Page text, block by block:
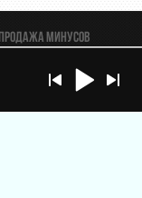
Продажа минусов